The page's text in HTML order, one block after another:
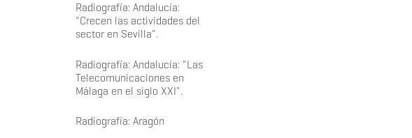
Radiografía: Andalucía:
"Crecen las actividades del
sector en Sevilla".
Radiografía: Andalucía: "Las
Telecomunicaciones en
Málaga en el siglo XXI".
Radiografía: Aragón